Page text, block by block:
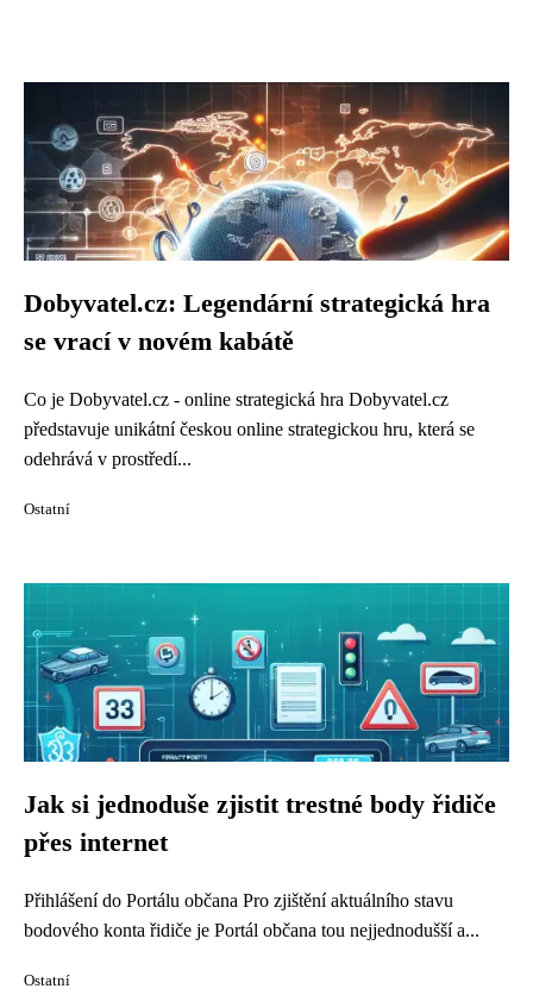
Dobyvatel.cz: Legendární strategická hra
se vrací v novém kabátě
Co je Dobyvatel.cz - online strategická hra Dobyvatel.cz
představuje unikátní českou online strategickou hru, která se
odehrává v prostředí...
Ostatní
Jak si jednoduše zjistit trestné body řidiče
přes internet
Přihlášení do Portálu občana Pro zjištění aktuálního stavu
bodového konta řidiče je Portál občana tou nejjednodušší a...
Ostatní